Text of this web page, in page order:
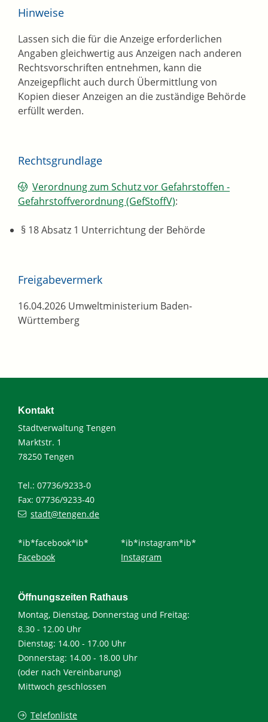
Hinweise
Lassen sich die für die Anzeige erforderlichen
Angaben gleichwertig aus Anzeigen nach anderen
Rechtsvorschriften entnehmen, kann die
Anzeigepflicht auch durch Übermittlung von
Kopien dieser Anzeigen an die zuständige Behörde
erfüllt werden.
Rechtsgrundlage
Verordnung zum Schutz vor Gefahrstoffen -
Gefahrstoffverordnung (GefStoffV):
§ 18 Absatz 1 Unterrichtung der Behörde
Freigabevermerk
16.04.2026 Umweltministerium Baden-
Württemberg
Kontakt
Stadtverwaltung Tengen
Marktstr. 1
78250 Tengen
Tel.: 07736/9233-0
Fax: 07736/9233-40
stadt@tengen.de
*ib*facebook*ib*
Facebook
*ib*instagram*ib*
Instagram
Öffnungszeiten Rathaus
Montag, Dienstag, Donnerstag und Freitag:
8.30 - 12.00 Uhr
Dienstag: 14.00 - 17.00 Uhr
Donnerstag: 14.00 - 18.00 Uhr
(oder nach Vereinbarung)
Mittwoch geschlossen
Telefonliste